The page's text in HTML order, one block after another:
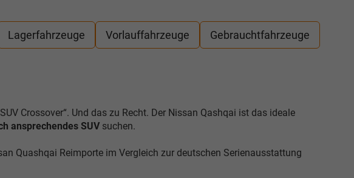
Lagerfahrzeuge Vorlauffahrzeuge Gebrauchtfahrzeuge
Crossover“. Und das zu Recht. Der Nissan Qashqai ist das ideale
ansprechendes SUVsuchen.
Quashqai Reimporte im Vergleich zur deutschen Serienausstattung